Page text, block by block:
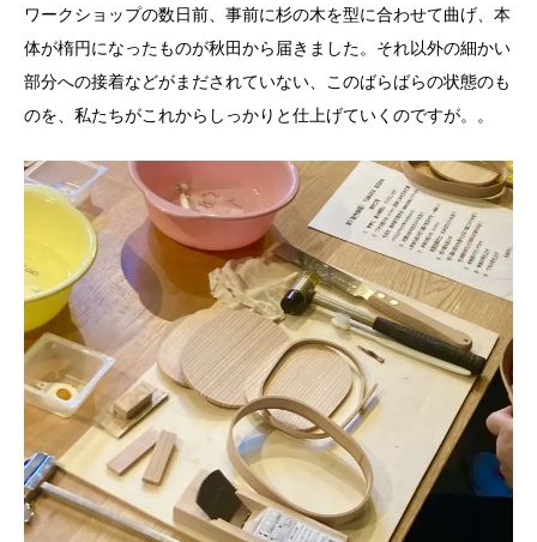
ワークショップの数日前、事前に杉の木を型に合わせて曲げ、本
体が楕円になったものが秋田から届きました。それ以外の細かい
部分への接着などがまだされていない、このばらばらの状態のも
のを、私たちがこれからしっかりと仕上げていくのですが。。